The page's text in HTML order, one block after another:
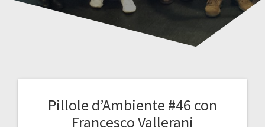
Pillole d’Ambiente #46 con
Francesco Vallerani